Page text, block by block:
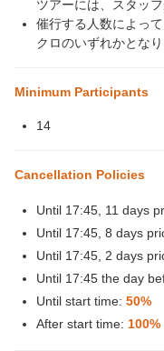
ツアーには、スタッ
催行する人数によっ
クロのいずれかとな
Minimum Participants
14
Cancellation Policies
Until 17:45, 11 days
Until 17:45, 8 days
Until 17:45, 2 days
Until 17:45 the day
Until start time: 50%
After start time: 100%